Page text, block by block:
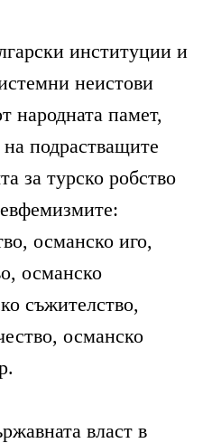
институции и
неистови
народната памет,
подрастващите
за турско робство
османско иго,
османско
съжителство,
османско
власт в